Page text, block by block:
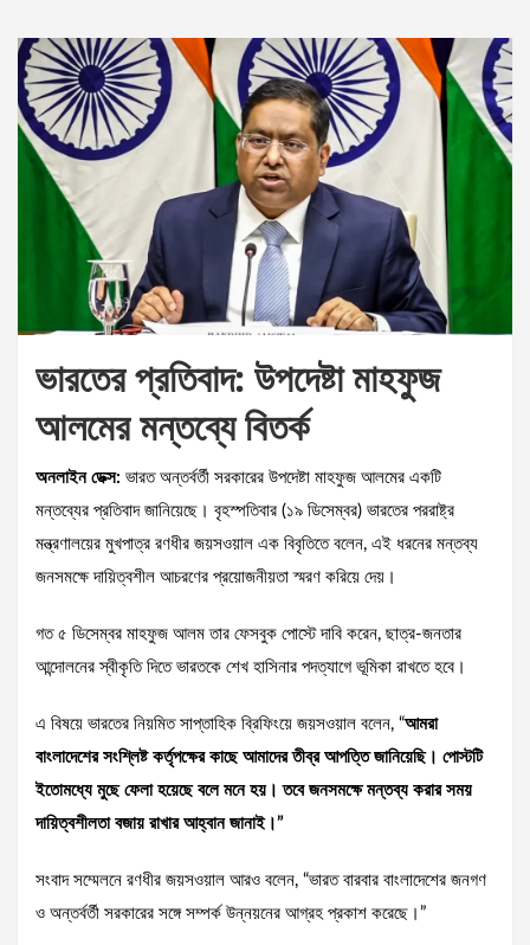
ভারতের প্রতিবাদ: উপদেষ্টা মাহফুজ
আলমের মন্তব্যে বিতর্ক
অনলাইন ডেক্স: ভারত অন্তর্বর্তী সরকারের উপদেষ্টা মাহফুজ আলমের একটি
মন্তব্যের প্রতিবাদ জানিয়েছে। বৃহস্পতিবার (১৯ ডিসেম্বর) ভারতের পররাষ্ট্র
মন্ত্রণালয়ের মুখপাত্র রণধীর জয়সওয়াল এক বিবৃতিতে বলেন, এই ধরনের মন্তব্য
জনসমক্ষে দায়িত্বশীল আচরণের প্রয়োজনীয়তা স্মরণ করিয়ে দেয়।
গত ৫ ডিসেম্বর মাহফুজ আলম তার ফেসবুক পোস্টে দাবি করেন, ছাত্র-জনতার
আন্দোলনের স্বীকৃতি দিতে ভারতকে শেখ হাসিনার পদত্যাগে ভূমিকা রাখতে হবে।
এ বিষয়ে ভারতের নিয়মিত সাপ্তাহিক ব্রিফিংয়ে জয়সওয়াল বলেন, “আমরা
বাংলাদেশের সংশ্লিষ্ট কর্তৃপক্ষের কাছে আমাদের তীব্র আপত্তি জানিয়েছি। পোস্টটি
ইতোমধ্যে মুছে ফেলা হয়েছে বলে মনে হয়। তবে জনসমক্ষে মন্তব্য করার সময়
দায়িত্বশীলতা বজায় রাখার আহ্বান জানাই।”
সংবাদ সম্মেলনে রণধীর জয়সওয়াল আরও বলেন, “ভারত বারবার বাংলাদেশের জনগণ
ও অন্তর্বর্তী সরকারের সঙ্গে সম্পর্ক উন্নয়নের আগ্রহ প্রকাশ করেছে।”